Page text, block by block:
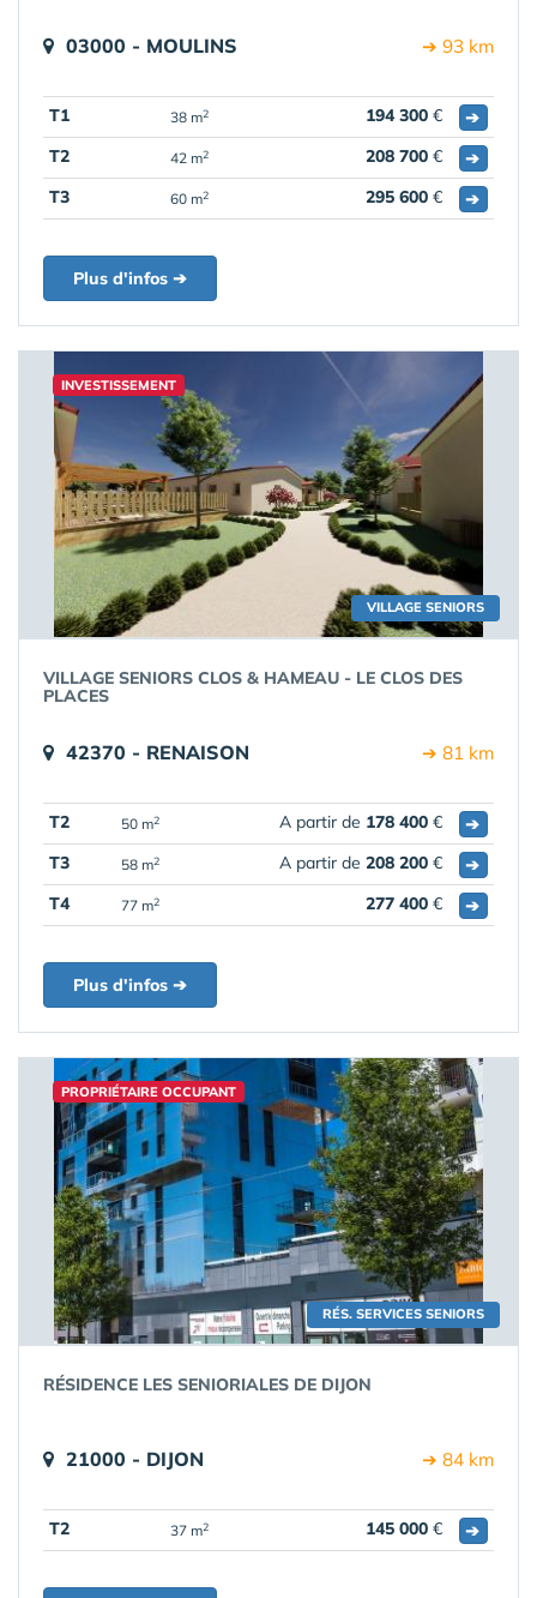
03000 - MOULINS ➔ 93 km
T1 38 m2 194 300 €
➔
T2
42 m2 208 700 €
➔
T3
60 m2 295 600 € ➔
Plus d'infos ➔
VILLAGE SENIORS
INVESTISSEMENT
VILLAGE SENIORS CLOS & HAMEAU - LE CLOS DES
PLACES
42370 - RENAISON ➔ 81 km
T2 50 m2 A partir de 178 400 €
➔
T3
58 m2 A partir de 208 200 €
➔
T4
77 m2 277 400 € ➔
Plus d'infos ➔
RÉS. SERVICES SENIORS
PROPRIÉTAIRE OCCUPANT
RÉSIDENCE LES SENIORIALES DE DIJON
21000 - DIJON ➔ 84 km
T2 37 m2 145 000 € ➔